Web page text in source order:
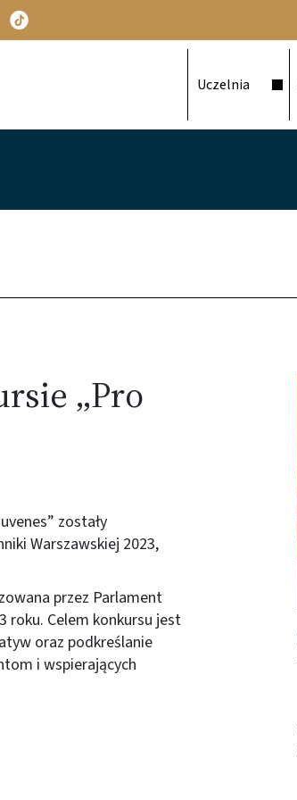
Uczelnia
„Pro
zostały
Warszawskiej 2023,
przez Parlament
roku. Celem konkursu jest
oraz podkreślanie
i wspierających